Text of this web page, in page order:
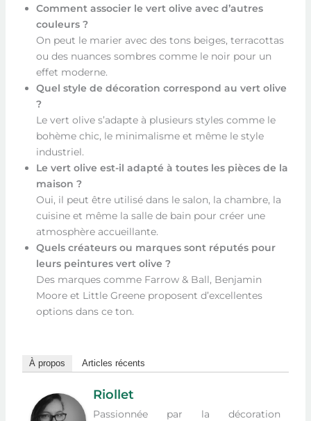
Comment associer le vert olive avec d’autres
couleurs ?
On peut le marier avec des tons beiges, terracottas
ou des nuances sombres comme le noir pour un
effet moderne.
Quel style de décoration correspond au vert olive
?
Le vert olive s’adapte à plusieurs styles comme le
bohème chic, le minimalisme et même le style
industriel.
Le vert olive est-il adapté à toutes les pièces de la
maison ?
Oui, il peut être utilisé dans le salon, la chambre, la
cuisine et même la salle de bain pour créer une
atmosphère accueillante.
Quels créateurs ou marques sont réputés pour
leurs peintures vert olive ?
Des marques comme Farrow & Ball, Benjamin
Moore et Little Greene proposent d’excellentes
options dans ce ton.
À propos Articles récents
Riollet
Passionnée par la décoration